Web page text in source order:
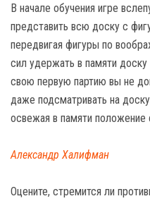
В начале обучения игре
представить всю доску с
передвигая фигуры по
сил удержать в памяти
свою первую партию вы не
даже подсматривать на
освежая в памяти положение
Александр Халифман
Оцените, стремится ли